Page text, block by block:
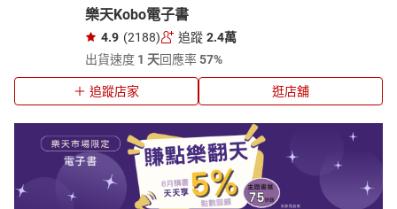
樂天Kobo電子書
4.9 (2188) 追蹤 2.4萬
出貨速度 1 天回應率57%
追蹤店家 逛店舖